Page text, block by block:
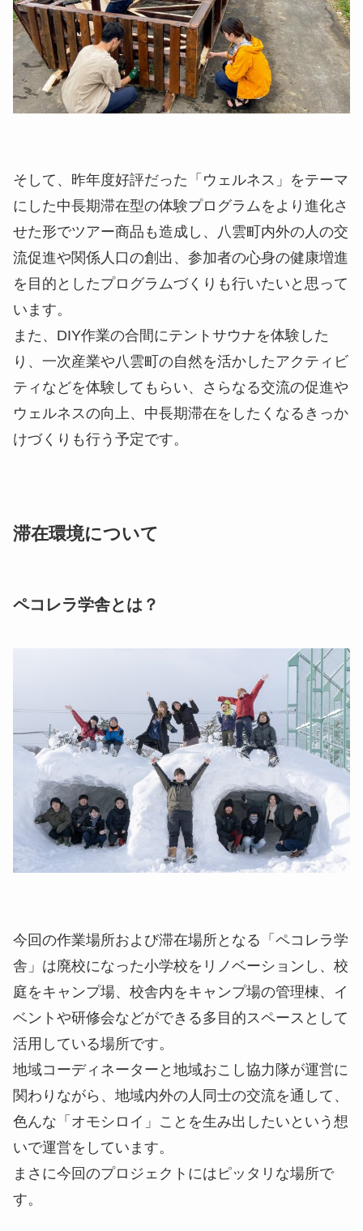
そして、昨年度好評だった「ウェルネス」をテーマ
にした中長期滞在型の体験プログラムをより進化さ
せた形でツアー商品も造成し、八雲町内外の人の交
流促進や関係人口の創出、参加者の心身の健康増進
を目的としたプログラムづくりも行いたいと思って
います。
また、DIY作業の合間にテントサウナを体験した
り、一次産業や八雲町の自然を活かしたアクティビ
ティなどを体験してもらい、さらなる交流の促進や
ウェルネスの向上、中長期滞在をしたくなるきっか
けづくりも行う予定です。
滞在環境について
ペコレラ学舎とは？
今回の作業場所および滞在場所となる「ペコレラ学
舎」は廃校になった小学校をリノベーションし、校
庭をキャンプ場、校舎内をキャンプ場の管理棟、イ
ベントや研修会などができる多目的スペースとして
活用している場所です。
地域コーディネーターと地域おこし協力隊が運営に
関わりながら、地域内外の人同士の交流を通して、
色んな「オモシロイ」ことを生み出したいという想
いで運営をしています。
まさに今回のプロジェクトにはピッタリな場所で
す。